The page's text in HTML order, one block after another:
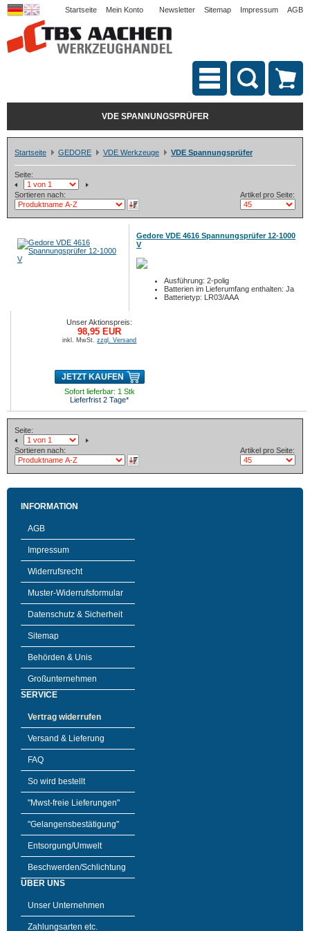
Startseite Mein Konto Newsletter Sitemap Impressum AGB
VDE SPANNUNGSPRÜFER
Startseite GEDORE VDE Werkzeuge VDE Spannungsprüfer
Seite:
Sortieren nach: Artikel pro Seite:
Gedore VDE 4616 Spannungsprüfer 12-1000
V
Ausführung: 2-polig
Batterien im Lieferumfang enthalten: Ja
Batterietyp: LR03/AAA
Unser Aktionspreis:
98,95 EUR
inkl. MwSt.zzgl. Versand
JETZT KAUFEN
Sofort lieferbar: 1 Stk
Lieferfrist 2 Tage*
Seite:
Sortieren nach: Artikel pro Seite:
INFORMATION
AGB
Impressum
Widerrufsrecht
Muster-Widerrufsformular
Datenschutz & Sicherheit
Sitemap
Behörden & Unis
Großunternehmen
SERVICE
Vertrag widerrufen
Versand & Lieferung
FAQ
So wird bestellt
"Mwst-freie Lieferungen"
"Gelangensbestätigung"
Entsorgung/Umwelt
Beschwerden/Schlichtung
ÜBER UNS
Unser Unternehmen
Zahlungsarten etc.